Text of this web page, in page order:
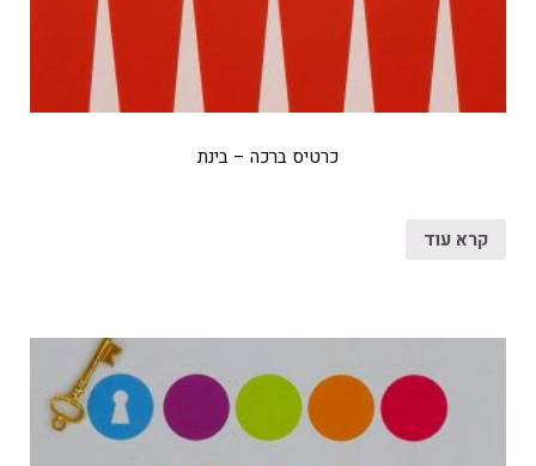
כרטיס ברכה – בינת
קרא עוד